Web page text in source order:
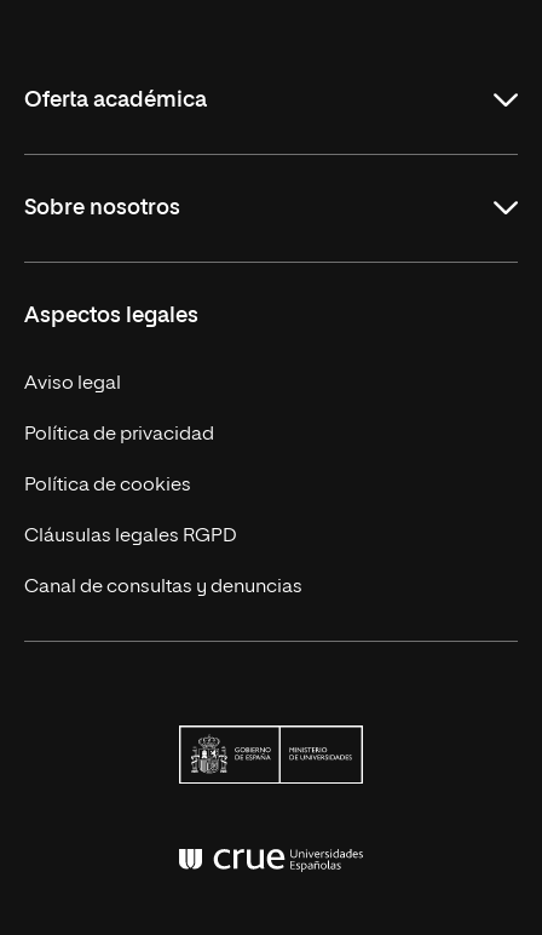
Oferta académica
Formación Continua
Sobre nosotros
Trabaja en UNIR
Actualidad
Contáctanos
Aspectos legales
Aviso legal
Política de privacidad
Política de cookies
Cláusulas legales RGPD
Canal de consultas y denuncias